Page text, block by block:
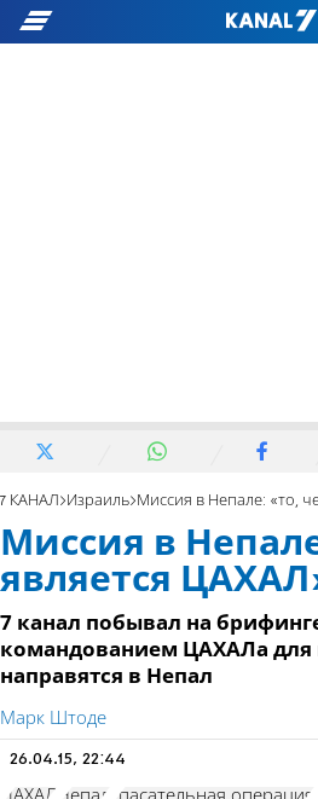
7 КАНАЛ Израиль Миссия в Непале: «то,
Миссия в
является
7 канал побывал на
командованием ЦАХАЛа для
направятся в Непал
Марк Штоде
26.04.15, 22:44